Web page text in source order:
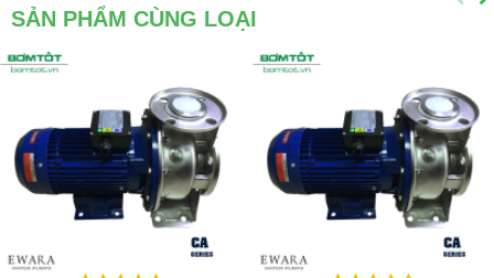
SẢN PHẨM CÙNG LOẠI